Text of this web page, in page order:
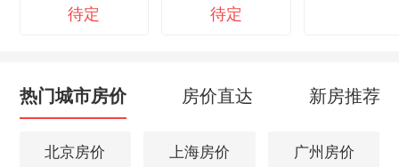
待定 待定
热门城市房价 房价直达 新房推荐
北京房价 上海房价 广州房价